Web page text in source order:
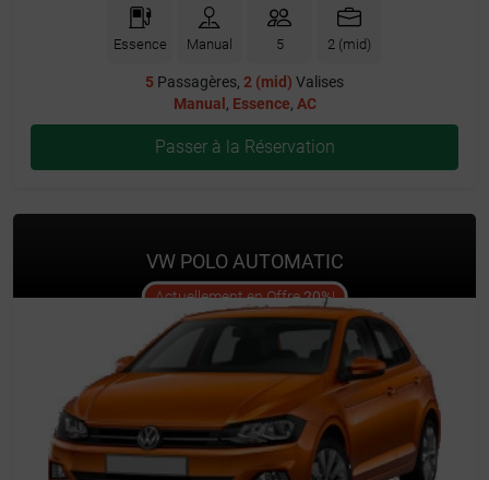
Essence Manual 5 2 (mid)
5 Passagères, 2 (mid) Valises
Manual , Essence, AC
Passer à la Réservation
VW POLO AUTOMATIC
Actuellement en Offre20%!offer